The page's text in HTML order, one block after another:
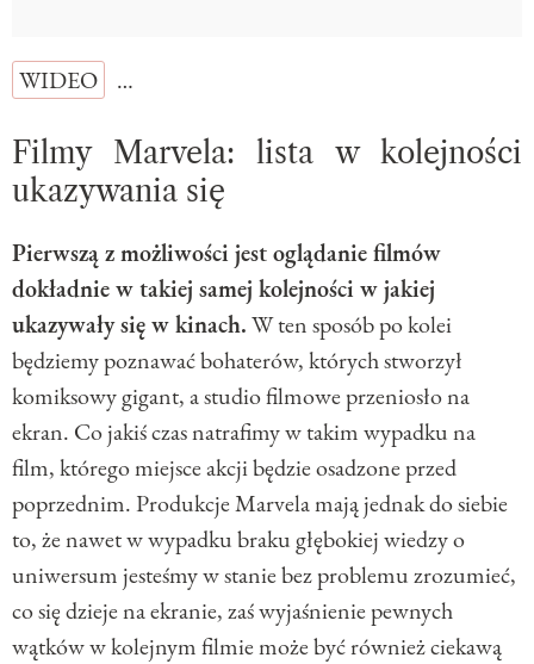
WIDEO …
Filmy Marvela: lista w kolejności
ukazywania się
Pierwszą z możliwości jest oglądanie filmów
dokładnie w takiej samej kolejności w jakiej
ukazywały się w kinach.W ten sposób po kolei
będziemy poznawać bohaterów, których stworzył
komiksowy gigant, a studio filmowe przeniosło na
ekran. Co jakiś czas natrafimy w takim wypadku na
film, którego miejsce akcji będzie osadzone przed
poprzednim. Produkcje Marvela mają jednak do siebie
to, że nawet w wypadku braku głębokiej wiedzy o
uniwersum jesteśmy w stanie bez problemu zrozumieć,
co się dzieje na ekranie, zaś wyjaśnienie pewnych
wątków w kolejnym filmie może być również ciekawą